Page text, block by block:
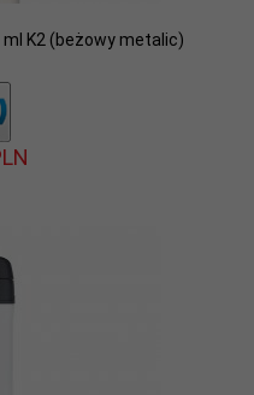
ml K2 (beżowy metalic)